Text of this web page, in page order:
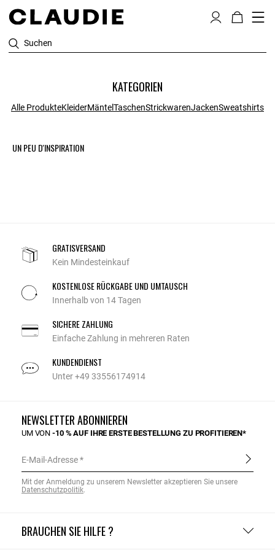
Suchen
KATEGORIEN
Alle ProdukteKleiderMäntelTaschenStrickwarenJackenSweatshirts
UN PEU D'INSPIRATION
GRATISVERSAND
Kein Mindesteinkauf
KOSTENLOSE RÜCKGABE UND UMTAUSCH
Innerhalb von 14 Tagen
SICHERE ZAHLUNG
Einfache Zahlung in mehreren Raten
KUNDENDIENST
Unter +49 33556174914
BRAUCHEN SIE HILFE ?
NEWSLETTER ABONNIEREN
UM VON-10 % AUF IHRE ERSTE BESTELLUNG ZU PROFITIEREN*
E-Mail-Adresse
Mit der Anmeldung zu unserem Newsletter akzeptieren Sie unsere
Datenschutzpolitik.